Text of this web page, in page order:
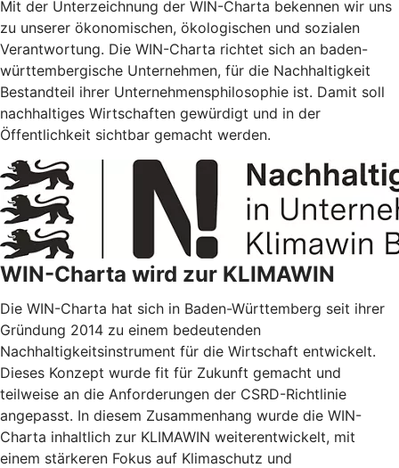
Mit der Unterzeichnung der WIN-Charta bekennen wir uns
zu unserer ökonomischen, ökologischen und sozialen
Verantwortung. Die WIN-Charta richtet sich an baden-
württembergische Unternehmen, für die Nachhaltigkeit
Bestandteil ihrer Unternehmensphilosophie ist. Damit soll
nachhaltiges Wirtschaften gewürdigt und in der
Öffentlichkeit sichtbar gemacht werden.
WIN-Charta wird zur KLIMAWIN
Die WIN-Charta hat sich in Baden-Württemberg seit ihrer
Gründung 2014 zu einem bedeutenden
Nachhaltigkeitsinstrument für die Wirtschaft entwickelt.
Dieses Konzept wurde fit für Zukunft gemacht und
teilweise an die Anforderungen der CSRD-Richtlinie
angepasst. In diesem Zusammenhang wurde die WIN-
Charta inhaltlich zur KLIMAWIN weiterentwickelt, mit
einem stärkeren Fokus auf Klimaschutz und